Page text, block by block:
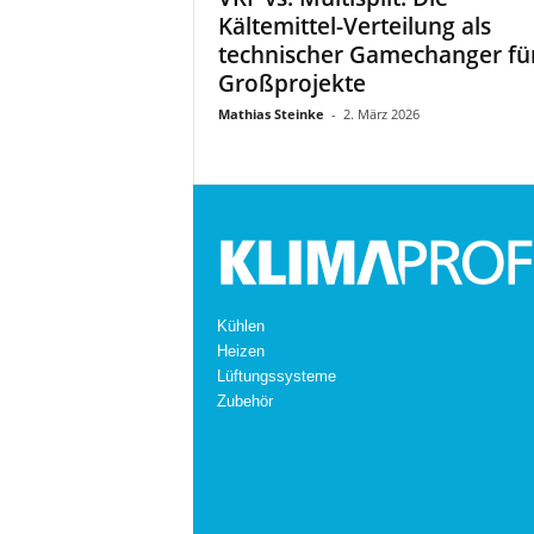
Kältemittel-Verteilung als
technischer Gamechanger
Großprojekte
Mathias Steinke - 2. März 2026
Kühlen
Heizen
Lüftungssysteme
Zubehör